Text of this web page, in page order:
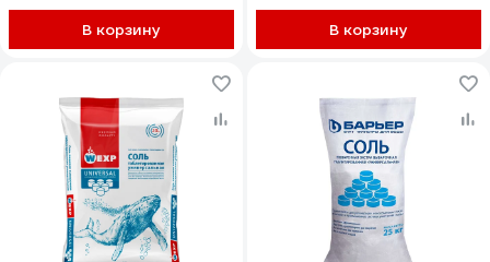
В корзину В корзину